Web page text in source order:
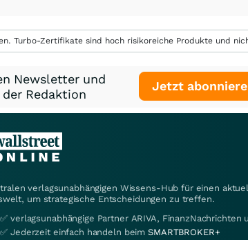
Turbo-Zertifikate sind hoch risikoreiche Produkte und
Newsletter und
Redaktion
Jetzt
verlagsunabhängigen Wissens-Hub für einen
um strategische Entscheidungen zu treffen.
✅ verlagsunabhängige Partner ARIVA, FinanzNachrichten
✅ Jederzeit einfach handeln beimSMARTBROKER+